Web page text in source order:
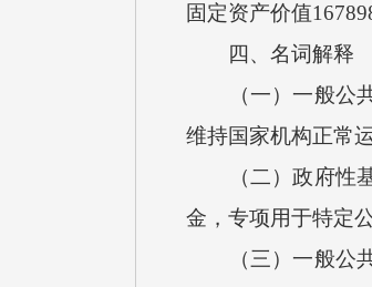
固定资产价值
四、名词解释
（一）一般公共
维持国家机构正常
（二）政府性基
金，专项用于特定
（三）一般公共